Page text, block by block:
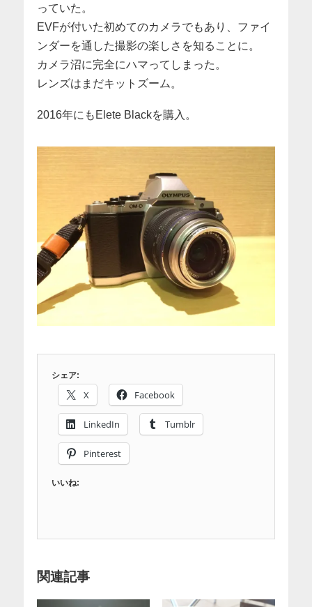
っていた。
EVFが付いた初めてのカメラでもあり、ファイ
ンダーを通した撮影の楽しさを知ることに。
カメラ沼に完全にハマってしまった。
レンズはまだキットズーム。
2016年にもElete Blackを購入。
シェア:
X Facebook
LinkedIn Tumblr
Pinterest
いいね:
関連記事